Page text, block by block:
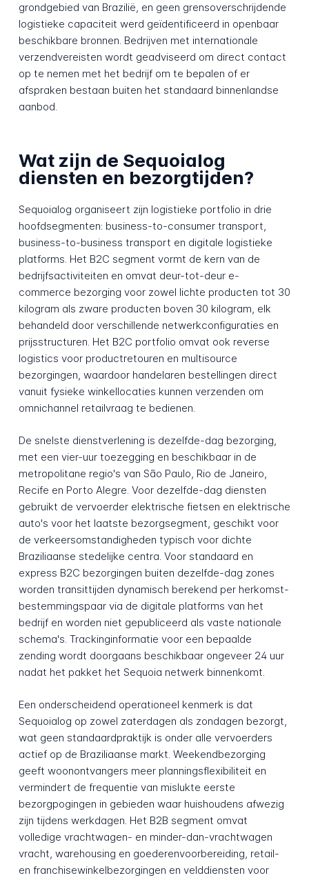
grondgebied van Brazilië, en geen grensoverschrijdende
logistieke capaciteit werd geïdentificeerd in openbaar
beschikbare bronnen. Bedrijven met internationale
verzendvereisten wordt geadviseerd om direct contact
op te nemen met het bedrijf om te bepalen of er
afspraken bestaan buiten het standaard binnenlandse
aanbod.
Wat zijn de Sequoialog
diensten en bezorgtijden?
Sequoialog organiseert zijn logistieke portfolio in drie
hoofdsegmenten: business-to-consumer transport,
business-to-business transport en digitale logistieke
platforms. Het B2C segment vormt de kern van de
bedrijfsactiviteiten en omvat deur-tot-deur e-
commerce bezorging voor zowel lichte producten tot 30
kilogram als zware producten boven 30 kilogram, elk
behandeld door verschillende netwerkconfiguraties en
prijsstructuren. Het B2C portfolio omvat ook reverse
logistics voor productretouren en multisource
bezorgingen, waardoor handelaren bestellingen direct
vanuit fysieke winkellocaties kunnen verzenden om
omnichannel retailvraag te bedienen.
De snelste dienstverlening is dezelfde-dag bezorging,
met een vier-uur toezegging en beschikbaar in de
metropolitane regio's van São Paulo, Rio de Janeiro,
Recife en Porto Alegre. Voor dezelfde-dag diensten
gebruikt de vervoerder elektrische fietsen en elektrische
auto's voor het laatste bezorgsegment, geschikt voor
de verkeersomstandigheden typisch voor dichte
Braziliaanse stedelijke centra. Voor standaard en
express B2C bezorgingen buiten dezelfde-dag zones
worden transittijden dynamisch berekend per herkomst-
bestemmingspaar via de digitale platforms van het
bedrijf en worden niet gepubliceerd als vaste nationale
schema's. Trackinginformatie voor een bepaalde
zending wordt doorgaans beschikbaar ongeveer 24 uur
nadat het pakket het Sequoia netwerk binnenkomt.
Een onderscheidend operationeel kenmerk is dat
Sequoialog op zowel zaterdagen als zondagen bezorgt,
wat geen standaardpraktijk is onder alle vervoerders
actief op de Braziliaanse markt. Weekendbezorging
geeft woonontvangers meer planningsflexibiliteit en
vermindert de frequentie van mislukte eerste
bezorgpogingen in gebieden waar huishoudens afwezig
zijn tijdens werkdagen. Het B2B segment omvat
volledige vrachtwagen- en minder-dan-vrachtwagen
vracht, warehousing en goederenvoorbereiding, retail-
en franchisewinkelbezorgingen en velddiensten voor